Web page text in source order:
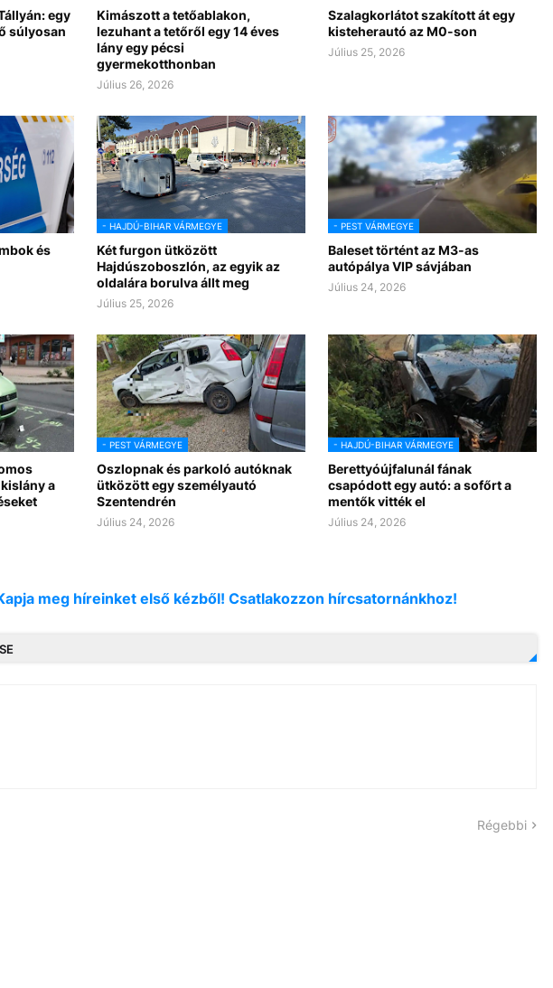
egy
súlyosan
Kimászott a tetőablakon,
lezuhant a tetőről egy 14 éves
lány egy pécsi
gyermekotthonban
Július 26, 2026
Szalagkorlátot szakított át egy
kisteherautó az M0-son
Július 25, 2026
és
- HAJDÚ-BIHAR VÁRMEGYE
Két furgon ütközött
Hajdúszoboszlón, az egyik az
oldalára borulva állt meg
Július 25, 2026
- PEST VÁRMEGYE
Baleset történt az M3-as
autópálya VIP sávjában
Július 24, 2026
a
- PEST VÁRMEGYE
Oszlopnak és parkoló autóknak
ütközött egy személyautó
Szentendrén
Július 24, 2026
- HAJDÚ-BIHAR VÁRMEGYE
Berettyóújfalunál fának
csapódott egy autó: a sofőrt a
mentők vitték el
Július 24, 2026
meg híreinket első kézből! Csatlakozzon hírcsatornánkhoz!
Régebbi